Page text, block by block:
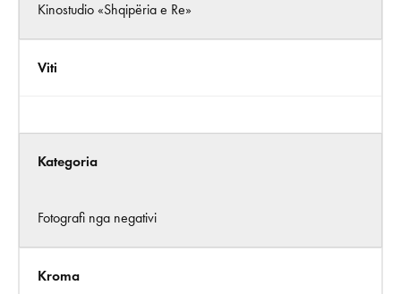
Kinostudio «Shqipëria e Re»
Viti
Kategoria
Fotografi nga negativi
Kroma